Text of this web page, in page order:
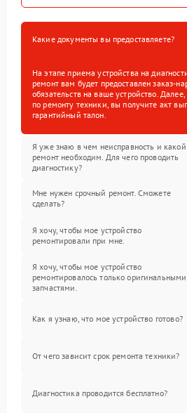
Какие документы вы предоставляете?
На этапе приема устройства на
ремонт вам будет предоставлен заказ-
обязательств на ваше устройство.
по ремонту техники, вы получите акт
гарантийный талон.
Я уже знаю в чем неисправность и какой
ремонт необходим. Для чего проводить
диагностику?
Мне нужен срочный ремонт. Сможете
сделать?
Я хочу, чтобы мое устройство
ремонтировали при мне.
Я хочу, чтобы мое устройство
ремонтировалось только оригинальными
запчастями.
Как я узнаю, что мое устройство готово?
От чего зависит срок ремонта техники?
Диагностика проводится бесплатно?